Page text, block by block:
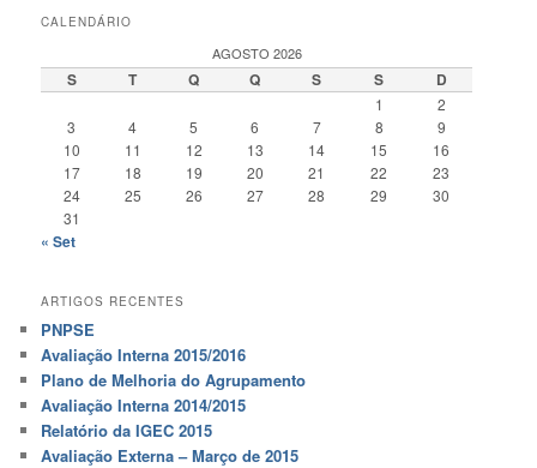
CALENDÁRIO
AGOSTO 2026
S T Q Q S S D
1
2
3
4 5 6 7 8
9
10
11 12 13 14 15
16
17
18 19 20 21 22
23
24
25 26 27 28 29
30
31
« Set
ARTIGOS RECENTES
PNPSE
Avaliação Interna 2015/2016
Plano de Melhoria do Agrupamento
Avaliação Interna 2014/2015
Relatório da IGEC 2015
Avaliação Externa – Março de 2015